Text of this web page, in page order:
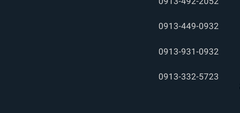
0913-449-0932
0913-931-0932
0913-332-5723